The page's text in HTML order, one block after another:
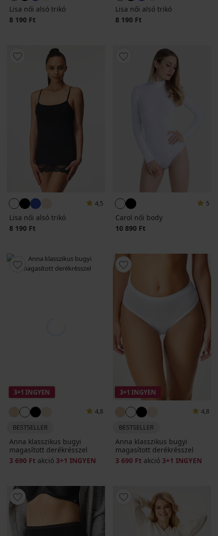
Lisa női alsó trikó
8 190 Ft
Lisa női alsó trikó
8 190 Ft
4,5
Lisa női alsó trikó
8 190 Ft
5
Carol női body
10 890 Ft
3+1 INGYEN
4,8
BESTSELLER
Anna klasszikus bugyi
magasított derékrésszel
3 690 Ft akció 3+1 INGYEN
3+1 INGYEN
4,8
BESTSELLER
Anna klasszikus bugyi
magasított derékrésszel
3 690 Ft akció 3+1 INGYEN